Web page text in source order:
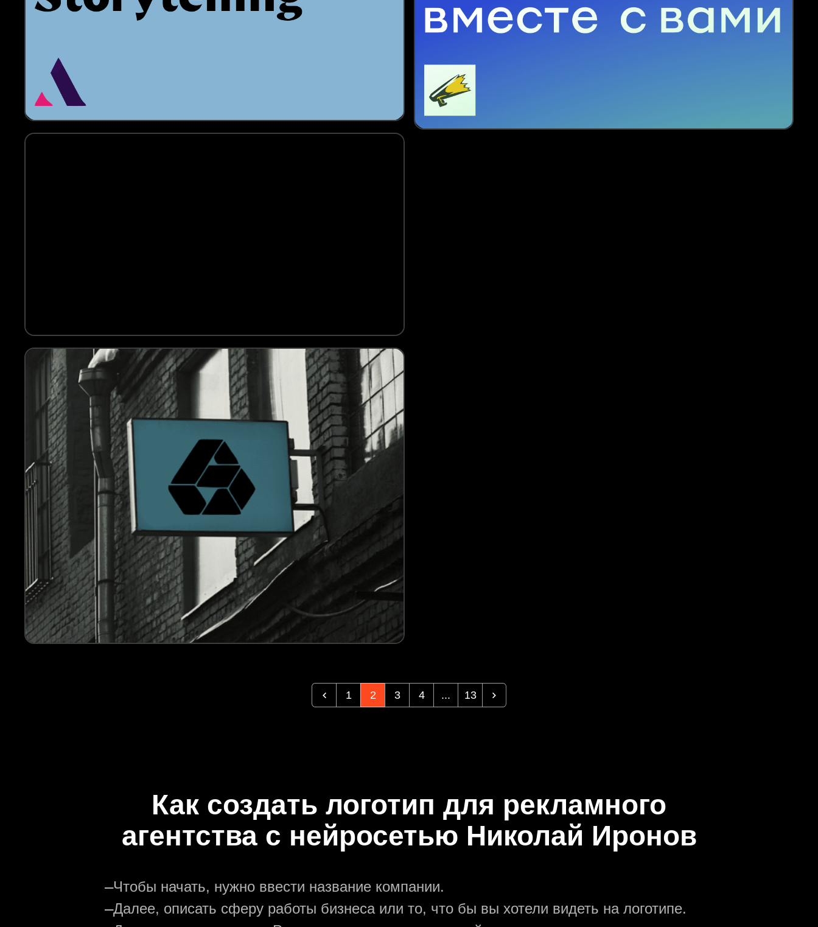
1 2 3 4 ... 13
Как создать логотип для рекламного
агентства с нейросетью Николай Иронов
—Чтобы начать, нужно ввести название компании.
—Далее, описать сферу работы бизнеса или то, что бы вы хотели видеть на логотипе.